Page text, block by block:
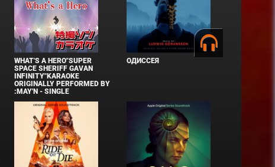
WHAT'S A HERO"SUPER
SPACE SHERIFF GAVAN
INFINITY"KARAOKE
ORIGINALLY PERFORMED BY
:MAY'N - SINGLE
ОДИССЕЯ